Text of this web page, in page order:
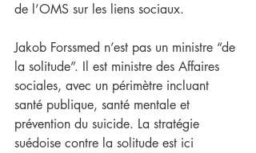
de l’OMS sur les liens sociaux.
Jakob Forssmed n’est pas un ministre “de
la solitude”. Il est ministre des Affaires
sociales, avec un périmètre incluant
santé publique, santé mentale et
prévention du suicide. La stratégie
suédoise contre la solitude est ici